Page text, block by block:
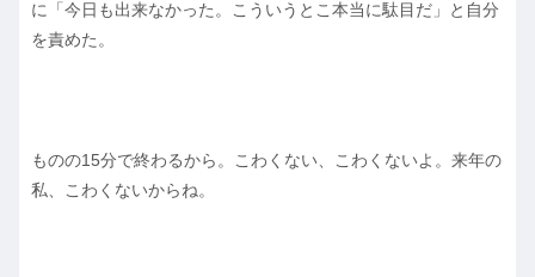
に「今日も出来なかった。こういうとこ本当に駄目だ」と自分
を責めた。
ものの15分で終わるから。こわくない、こわくないよ。来年の
私、こわくないからね。